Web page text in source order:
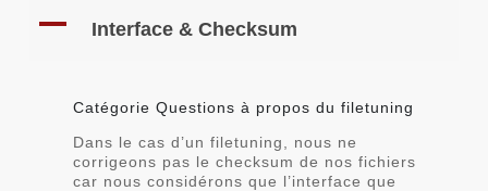
A Interface & Checksum
Catégorie Questions à propos du filetuning
Dans le cas d’un filetuning, nous ne
corrigeons pas le checksum de nos fichiers
car nous considérons que l’interface que